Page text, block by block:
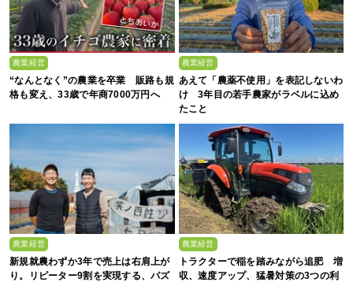
農業経営
“なんとなく”の農業を卒業 販路も規
格も変え、33歳で年商7000万円へ
農業経営
あえて「農薬不使用」を表記しないわ
け 3年目の若手農家がラベルに込め
たこと
農業経営
新規就農わずか3年で売上は右肩上が
り。リピーター9割を実現する、パズ
農業経営
トラクターで稲を踏みながら追肥 増
収、速度アップ、猛暑対策の3つの利